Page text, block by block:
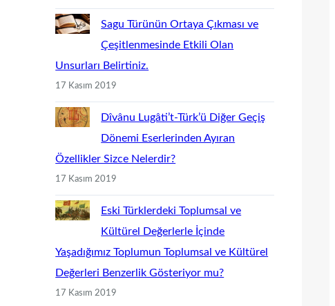
Sagu Türünün Ortaya Çıkması ve
Çeşitlenmesinde Etkili Olan
Unsurları Belirtiniz.
17 Kasım 2019
Dîvânu Lugâti’t-Türk’ü Diğer Geçiş
Dönemi Eserlerinden Ayıran
Özellikler Sizce Nelerdir?
17 Kasım 2019
Eski Türklerdeki Toplumsal ve
Kültürel Değerlerle İçinde
Yaşadığımız Toplumun Toplumsal ve Kültürel
Değerleri Benzerlik Gösteriyor mu?
17 Kasım 2019